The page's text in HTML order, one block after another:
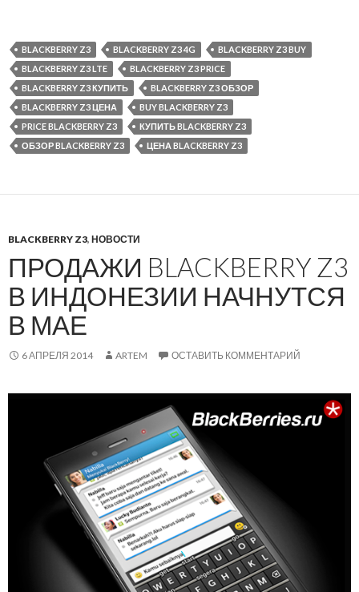
BLACKBERRY Z3 BLACKBERRY Z3 4G
BLACKBERRY Z3 BUY
BLACKBERRY Z3 LTE
BLACKBERRY Z3 PRICE
BLACKBERRY Z3 КУПИТЬ
BLACKBERRY Z3 ОБЗОР
BLACKBERRY Z3 ЦЕНА
BUY BLACKBERRY Z3
PRICE BLACKBERRY Z3
КУПИТЬ BLACKBERRY Z3
ОБЗОР BLACKBERRY Z3
ЦЕНА BLACKBERRY Z3
BLACKBERRY Z3, НОВОСТИ
ПРОДАЖИ BLACKBERRY Z3
В ИНДОНЕЗИИ НАЧНУТСЯ
В МАЕ
6 АПРЕЛЯ 2014 ARTEM ОСТАВИТЬ КОММЕНТАРИЙ